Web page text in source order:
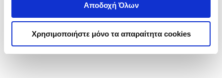
Αποδοχή Όλων
Χρησιμοποιήστε μόνο τα απαραίτητα cookies